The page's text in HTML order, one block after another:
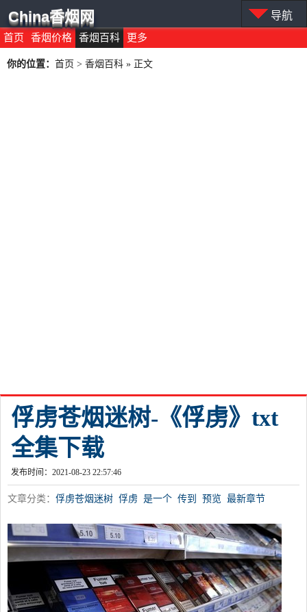
首页 香烟价格 香烟百科 更多
China香烟网 导航
你的位置： 首页 > 香烟百科 » 正文
俘虏苍烟迷树-《俘虏》txt
全集下载
发布时间：2021-08-23 22:57:46
文章分类： 俘虏苍烟迷树 俘虏 是一个 传到 预览 最新章节